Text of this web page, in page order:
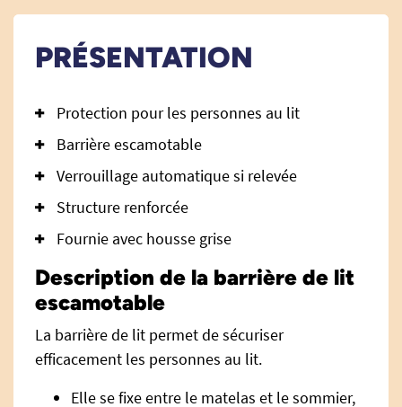
PRÉSENTATION
Protection pour les personnes au lit
Barrière escamotable
Verrouillage automatique si relevée
Structure renforcée
Fournie avec housse grise
Description de la barrière de lit
escamotable
La barrière de lit permet de sécuriser
efficacement les personnes au lit.
Elle se fixe entre le matelas et le sommier,